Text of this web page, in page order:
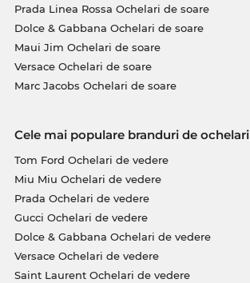
Prada Linea Rossa Ochelari de soare
Dolce & Gabbana Ochelari de soare
Maui Jim Ochelari de soare
Versace Ochelari de soare
Marc Jacobs Ochelari de soare
Cele mai populare branduri de ochelari
Tom Ford Ochelari de vedere
Miu Miu Ochelari de vedere
Prada Ochelari de vedere
Gucci Ochelari de vedere
Dolce & Gabbana Ochelari de vedere
Versace Ochelari de vedere
Saint Laurent Ochelari de vedere